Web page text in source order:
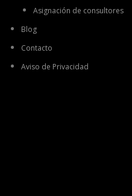
Asignación de consultores
Blog
Contacto
Aviso de Privacidad